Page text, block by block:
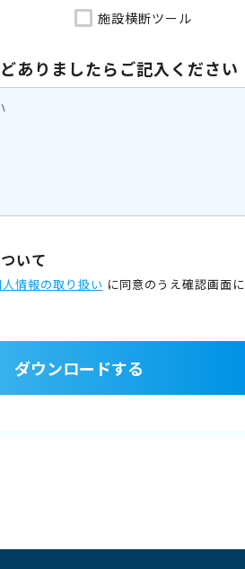
施設横断ツール
ありましたらご記入ください
いて
情報の取り扱い に同意のうえ確認画面に
ダウンロードする